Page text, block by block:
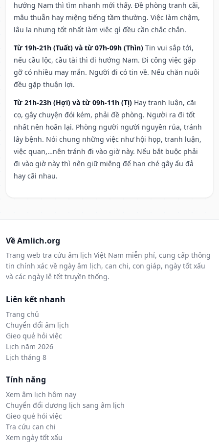
hướng Nam thì tìm nhanh mới thấy. Đề phòng tranh cãi,
mâu thuẫn hay miệng tiếng tầm thường. Việc làm chậm,
lâu la nhưng tốt nhất làm việc gì đều cần chắc chắn.
Từ 19h-21h (Tuất) và từ 07h-09h (Thìn) Tin vui sắp tới,
nếu cầu lộc, cầu tài thì đi hướng Nam. Đi công việc gặp
gỡ có nhiều may mắn. Người đi có tin về. Nếu chăn nuôi
đều gặp thuận lợi.
Từ 21h-23h (Hợi) và từ 09h-11h (Tị) Hay tranh luận, cãi
cọ, gây chuyện đói kém, phải đề phòng. Người ra đi tốt
nhất nên hoãn lại. Phòng người người nguyền rủa, tránh
lây bệnh. Nói chung những việc như hội họp, tranh luận,
việc quan,…nên tránh đi vào giờ này. Nếu bắt buộc phải
đi vào giờ này thì nên giữ miệng để hạn ché gây ẩu đả
hay cãi nhau.
Về Amlich.org
Trang web tra cứu âm lịch Việt Nam miễn phí, cung cấp thông
tin chính xác về ngày âm lịch, can chi, con giáp, ngày tốt xấu
và các ngày lễ tết truyền thống.
Liên kết nhanh
Trang chủ
Chuyển đổi âm lịch
Gieo quẻ hỏi việc
Lịch năm 2026
Lịch tháng 8
Tính năng
Xem âm lịch hôm nay
Chuyển đổi dương lịch sang âm lịch
Gieo quẻ hỏi việc
Tra cứu can chi
Xem ngày tốt xấu